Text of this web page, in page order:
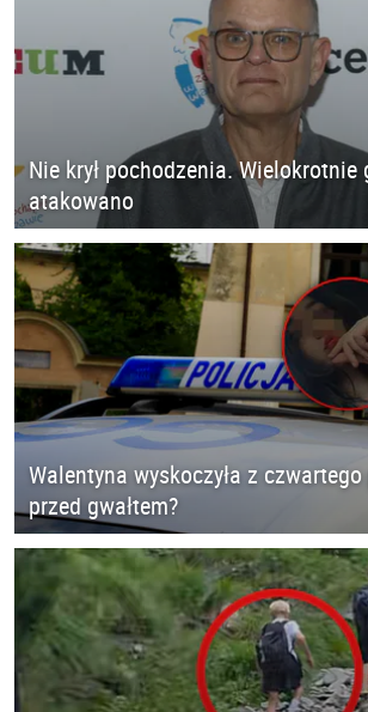
Nie krył pochodzenia. Wielokrotnie
atakowano
Walentyna wyskoczyła z
przed gwałtem?